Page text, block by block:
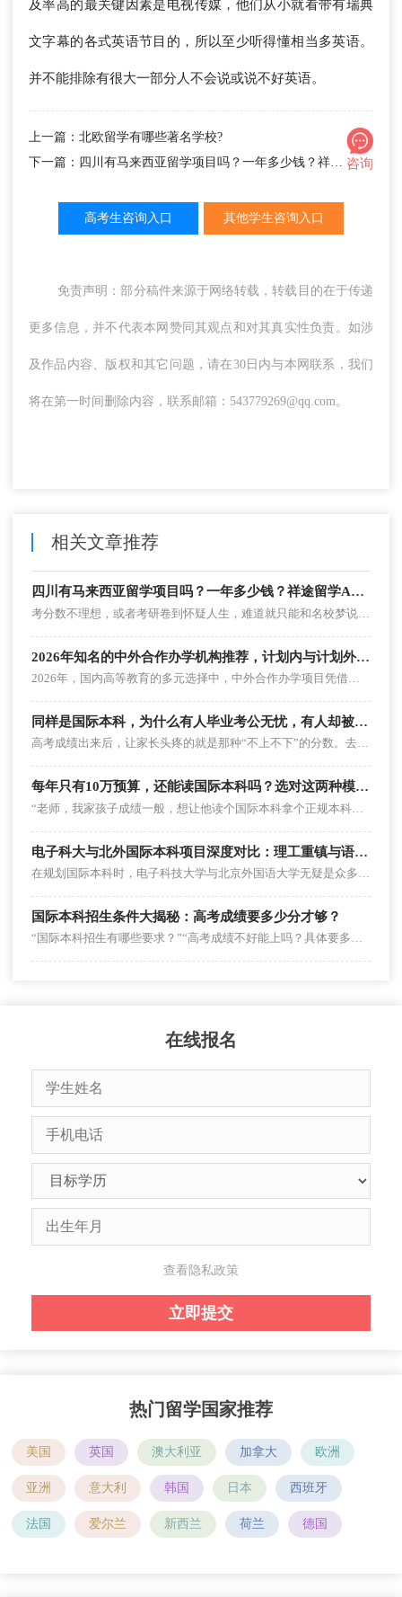
及率高的最关键因素是电视传媒，他们从小就看带有瑞典
文字幕的各式英语节目的，所以至少听得懂相当多英语。
并不能排除有很大一部分人不会说或说不好英语。
上一篇：北欧留学有哪些著名学校?
下一篇：四川有马来西亚留学项目吗？一年多少钱？祥途留学APP帮你算清这笔账！ 咨询
高考生咨询入口 其他学生咨询入口
免责声明：部分稿件来源于网络转载，转载目的在于传递
更多信息，并不代表本网赞同其观点和对其真实性负责。如涉
及作品内容、版权和其它问题，请在30日内与本网联系，我们
将在第一时间删除内容，联系邮箱：543779269@qq.com。
相关文章推荐
四川有马来西亚留学项目吗？一年多少钱？祥途留学APP帮你算清这笔账！
2026年知名的中外合作办学机构推荐，计划内与计划外留学项目怎么选，4+0、3+1、2+2国际本科模式深度解析
2026年，国内高等教育的多元选择中，中外合作办学项目凭借其衔接国内外教育资源、拓展升学路径的特点，依旧受到不少学生和家长的关注。面对市场上参差不齐的项目类型，很多人都会产生中外合作办学机构推荐几家中外合作办学机构选择哪家好中外合作办学项目选哪家的疑问，尤其是计划内留学与计划外留学项目的区分、各类国际本科办学模式的适配性，更是成为大家决策时的核心难点。
同样是国际本科，为什么有人毕业考公无忧，有人却被当成“野鸡”？计划内留学vs计划外留学，一文看懂！
高考成绩出来后，让家长头疼的就是那种“不上不下”的分数。去普通双非不甘心，去好点的专科又觉得亏，复读又怕孩子心理扛不住。这时候，“国际本科”就成了很多家庭的救命稻草。但只要你开始了解国际本科，就一定会被两个词绕晕：“计划内留学”和“计划外留学”。
每年只有10万预算，还能读国际本科吗？选对这两种模式，低预算也能逆袭！
电子科大与北外国际本科项目深度对比：理工重镇与语言名校的路径博弈
在规划国际本科时，电子科技大学与北京外国语大学无疑是众多家庭重点考量的两所知名学府。然而，面对电子科大与北外两校各具特色的培养模式与专业矩阵，家长常陷入“重理工还是重人文”、“选2+2还是1+3”的常识性困惑。在动辄数十万的教育投资面前，厘清两校在学科基因、学制模式及对接资源上的底层差异，是规避择校风险、制定科学升学策略的核心前提。
国际本科招生条件大揭秘：高考成绩要多少分才够？
“国际本科招生有哪些要求？”“高考成绩不好能上吗？具体要多少分？”每年3-8月国际本科招生季，这两个问题总能占据咨询榜首位。很多家长和学生误以为国际本科“要么分数极高，要么花钱就能上”，其实正规项目的招生条件有明确标准，且对高考成绩的要求远比想象中灵活。
在线报名
查看隐私政策
热门留学国家推荐
美国 英国 澳大利亚 加拿大 欧洲
亚洲 意大利 韩国 日本 西班牙
法国 爱尔兰 新西兰 荷兰 德国